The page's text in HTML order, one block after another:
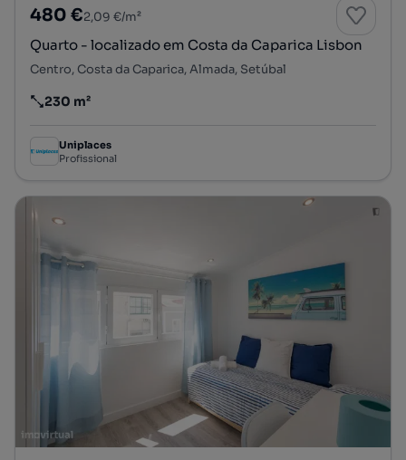
480 €2,09 €/m²
Quarto - localizado em Costa da Caparica Lisbon
Centro, Costa da Caparica, Almada, Setúbal
Preço por metro quadrado
230 m²
Uniplaces
Profissional